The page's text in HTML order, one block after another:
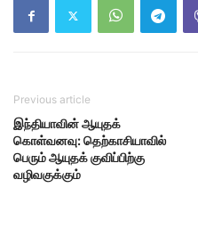
Previous article
இந்தியாவின் ஆயுதக்
கொள்வனவு: தெற்காசியாவில்
பெரும் ஆயுதக் குவிப்பிற்கு
வழிவகுக்கும்